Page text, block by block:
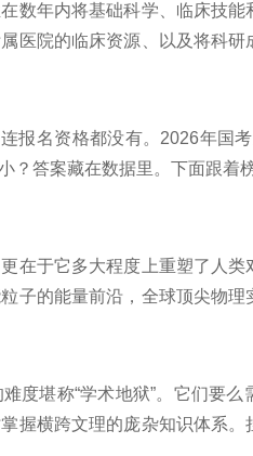
数年内将基础科学、临床技
医院的临床资源、以及将科研
全球最佳医学院排名以及泰
中榜编辑一起来看看详细名单
报名资格都没有。2026年国
答案藏在数据里。下面跟着
在于它多大程度上重塑了人
子的能量前沿，全球顶尖物理
及对学科方向的引领能力，为
度堪称“学术地狱”。它们要
握横跨文理的庞杂知识体系。